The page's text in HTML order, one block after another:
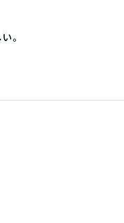
。